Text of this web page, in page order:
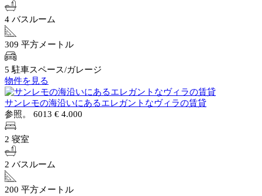
4 バスルーム
309 平方メートル
5 駐車スペース/ガレージ
物件を見る
サンレモの海沿いにあるエレガントなヴィラの賃貸
参照。 6013 € 4.000
2 寝室
2 バスルーム
200 平方メートル